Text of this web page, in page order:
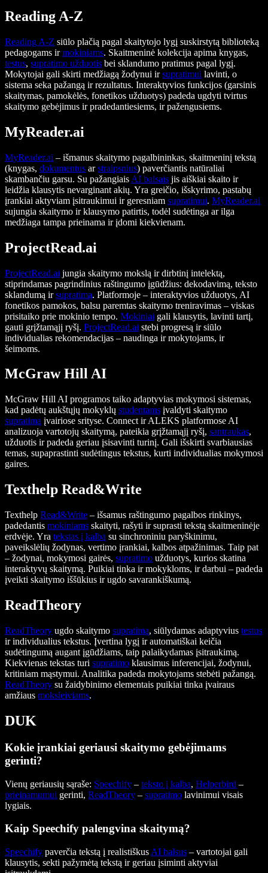
Reading A-Z
Reading A-Z siūlo plačią pagal skaitytojo lygį suskirstytą biblioteką
pedagogams irmokiniams. Skaitmeninė kolekcija apima knygas,
testus, supratimo užduotis bei sklandumo pratimus pagal lygį.
Mokytojai gali skirti medžiagą žodynui irsupratimui lavinti, o
sistema seka pažangą ir rezultatus. Interaktyvios funkcijos (garsinis
skaitymas, pamokėlės, fonetikos užduotys) padeda ugdyti tvirtus
skaitymo gebėjimus ir pradedantiesiems, ir pažengusiems.
MyReader.ai
MyReader.ai – išmanus skaitymo pagalbininkas, skaitmeninį tekstą
(knygas, dokumentus arstraipsnius) paverčiantis natūraliai
skambančiu garsu. Su pažangiais AI balsais jis aiškiai skaito ir
leidžia klausytis nevarginant akių. Yra greičio, išskyrimo, pastabų
įrankiai aktyviam įsitraukimui ir geresniam supratimui. MyReader.ai
sujungia skaitymo ir klausymo patirtis, todėl sudėtinga ar ilga
medžiaga tampa prieinama ir įdomi kiekvienam.
ProjectRead.ai
ProjectRead.ai jungia skaitymo mokslą ir dirbtinį intelektą,
stiprindamas pagrindinius raštingumo įgūdžius: dekodavimą, teksto
sklandumą irsupratimą. Platformoje – interaktyvios užduotys, AI
fonetikos pamokos, balsu paremtas skaitymo treniravimas – viskas
prisitaiko prie mokinio tempo. Mokiniai gali klausytis, lavinti tartį,
gauti grįžtamąjį ryšį. ProjectRead.ai stebi progresą ir siūlo
individualias rekomendacijas – naudinga ir mokytojams, ir
šeimoms.
McGraw Hill AI
McGraw Hill AI programos taiko adaptyvias mokymosi sistemas,
kad padėtų aukštųjų mokyklų studentams įvaldyti skaitymo
supratimą įvairiose srityse. Connect ir ALEKS platformose AI
analizuoja vartotojų skaitymą, pateikia grįžtamąjį ryšį, santraukas,
užduotis ir padeda geriau įsisavinti turinį. Gali išskirti svarbiausias
temas, supaprastinti sudėtingus tekstus, kurti individualias mokymosi
gaires.
Texthelp Read&Write
Texthelp Read&Write – išsamus raštingumo pagalbos rinkinys,
padedantis mokiniams skaityti, rašyti ir suprasti tekstą skaitmeninėje
erdvėje. Yra tekstas į kalbą su sinchroniniu paryškinimu,
paveikslėlių žodynas, vertimo įrankiai, kalbos atpažinimas. Taip pat
– žodynai, mokymosi gairės, supratimo užduotys, kurios skatina
interaktyvų skaitymą. Puikiai tinka ir mokykloms, ir darbui – padeda
įveikti skaitymo iššūkius ir ugdo savarankiškumą.
ReadTheory
ReadTheory ugdo skaitymo supratimą, siūlydamas adaptyvius testus
ir individualius tekstus. Įvertina lygį ir automatiškai keičia
sudėtingumą augant įgūdžiams, taip palaikydamas įsitraukimą.
Kiekvienas tekstas turi supratimo klausimus inferencijai, žodynui,
kritiniam mąstymui. Analitika padeda mokytojams stebėti pažangą.
ReadTheory su žaidybinimo elementais puikiai tinka įvairaus
amžiaus moksleiviams.
DUK
Kokie įrankiai geriausi skaitymo gebėjimams
gerinti?
Vienų geriausių sąraše: Speechify – teksto į kalbą, Helperbird –
prieinamumui gerinti, ReadTheory – supratimo lavinimui visais
lygiais.
Kaip Speechify palengvina skaitymą?
Speechify paverčia tekstą į realistiškus AI balsus – vartotojai gali
klausytis, sekti pažymėtą tekstą ir geriau įsiminti aktyviai